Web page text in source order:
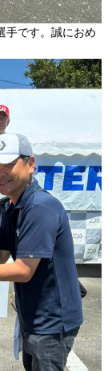
手です。誠におめ